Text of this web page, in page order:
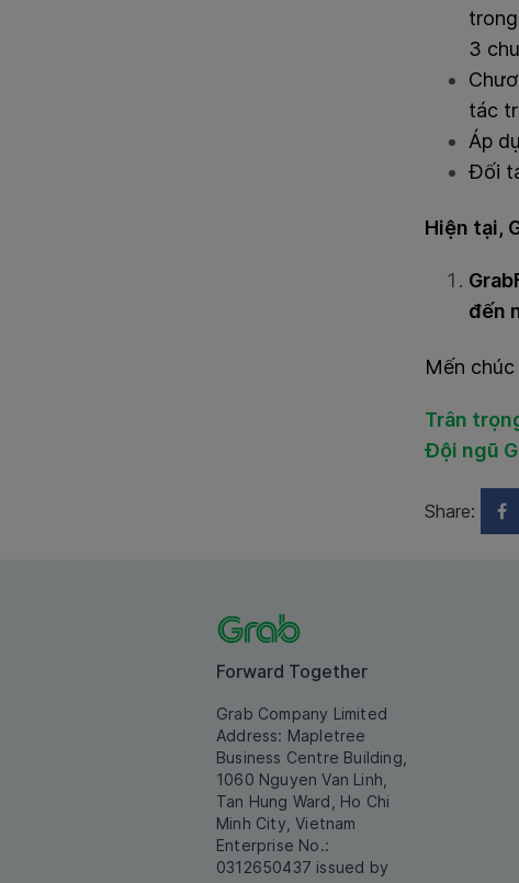
3
tác
Áp
Đối
Hiện tại,
đến
Mến
Trân
Đội ngũ
Share:
Forward Together
Grab Company Limited
Address: Mapletree
Business Centre Building,
1060 Nguyen Van Linh,
Tan Hung Ward, Ho Chi
Minh City, Vietnam
Enterprise No.:
0312650437 issued by